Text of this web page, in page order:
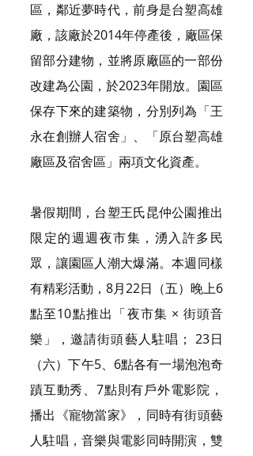
區，鄰近夢時代，前身是台塑高雄
廠，該廠於2014年停產後，廠區保
留部分建物，並將原廠區的一部份
改建為公園，於2023年開放。園區
保存下來的建築物，分別列為「王
永在創辦人宿舍」、「原台塑高雄
廠區及宿舍區」兩項文化資產。
暑假期間，台塑王氏昆仲公園推出
限定的週週夜市集，湧入許多民
眾，讓園區人潮大爆滿。本週同樣
有精彩活動，8月22日（五）晚上6
點至10點推出「夜市集 × 街頭音
樂」，邀請街頭藝人駐唱； 23日
（六）下午5、6點各有一場泡泡奇
蹟互動秀、7點則有戶外電影院，
播出《寵物當家》，同時有街頭藝
人駐唱，音樂與電影同時開演，雙